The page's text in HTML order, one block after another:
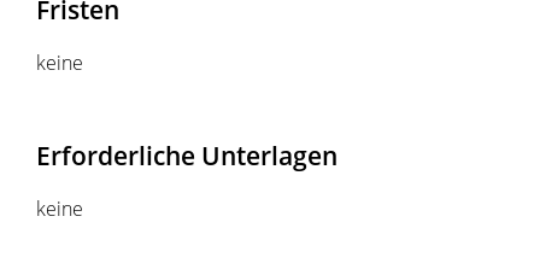
Fristen
keine
Erforderliche Unterlagen
keine